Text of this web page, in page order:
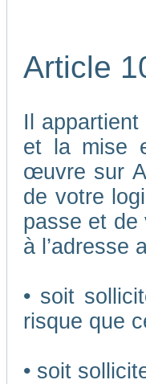
Article
Il appartient
et la mise
œuvre sur
de votre
passe et de
à l’adresse
• soit
risque que
• soit